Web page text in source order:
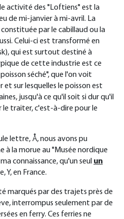
activité des "Loftiens" est la
de mi-janvier à mi-avril. La
par le cabillaud ou la
Celui-ci est transformé en
qui est surtout destiné à
de cette industrie est ce
séché", que l'on voit
sur lesquelles le poisson est
jusqu'à ce qu'il soit si dur qu'il
le traiter, c'est-à-dire pour le
lettre, Å, nous avons pu
à la morue au "Musée nordique
connaissance, qu'un seul un
Y, en France.
marqués par des trajets près de
interrompus seulement par de
en ferry. Ces ferries ne